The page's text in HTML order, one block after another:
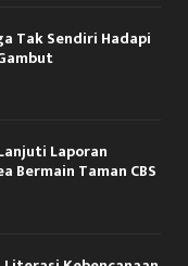
Tak Sendiri Hadapi
Laporan
Bermain Taman CBS